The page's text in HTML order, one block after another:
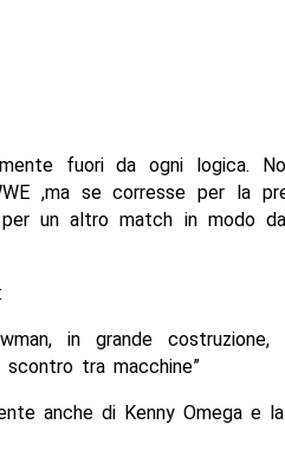
fuori da ogni logica.
,ma se corresse per la
un altro match in modo
in grande costruzione,
tra macchine”
anche di Kenny Omega e la